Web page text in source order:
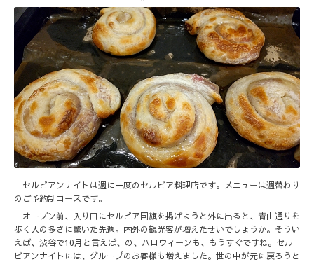
セルビアンナイトは週に一度のセルビア料理店です。メニューは週替わり
のご予約制コースです。
オープン前、入り口にセルビア国旗を掲げようと外に出ると、青山通りを
歩く人の多さに驚いた先週。内外の観光客が増えたせいでしょうか。そうい
えば、渋谷で10月と言えば、の、ハロウィーンも、もうすぐですね。セル
ビアンナイトには、グループのお客様も増えました。世の中が元に戻ろうと